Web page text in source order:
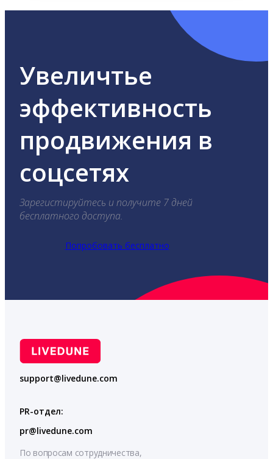
Увеличтье
эффективность
продвижения в
соцсетях
Зарегистируйтесь и получите 7 дней
бесплатного доступа.
Попробовать бесплатно
support@livedune.com
PR-отдел:
pr@livedune.com
По вопросам сотрудничества,